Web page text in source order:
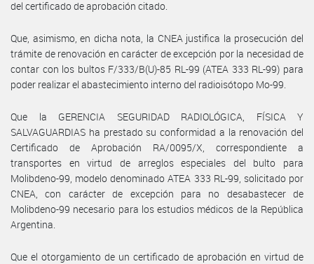
del certificado de aprobación citado.
Que, asimismo, en dicha nota, la CNEA justifica la prosecución del
trámite de renovación en carácter de excepción por la necesidad de
contar con los bultos F/333/B(U)-85 RL-99 (ATEA 333 RL-99) para
poder realizar el abastecimiento interno del radioisótopo Mo-99.
Que la GERENCIA SEGURIDAD RADIOLÓGICA, FÍSICA Y
SALVAGUARDIAS ha prestado su conformidad a la renovación del
Certificado de Aprobación RA/0095/X, correspondiente a
transportes en virtud de arreglos especiales del bulto para
Molibdeno-99, modelo denominado ATEA 333 RL-99, solicitado por
CNEA, con carácter de excepción para no desabastecer de
Molibdeno-99 necesario para los estudios médicos de la República
Argentina.
Que el otorgamiento de un certificado de aprobación en virtud de